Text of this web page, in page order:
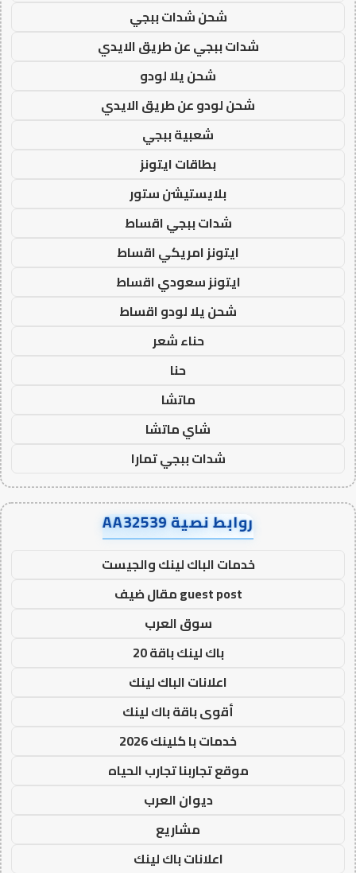
شحن شدات ببجي
شدات ببجي عن طريق الايدي
شحن يلا لودو
شحن لودو عن طريق الايدي
شعبية ببجي
بطاقات ايتونز
بلايستيشن ستور
شدات ببجي اقساط
ايتونز امريكي اقساط
ايتونز سعودي اقساط
شحن يلا لودو اقساط
حناء شعر
حنا
ماتشا
شاي ماتشا
شدات ببجي تمارا
روابط نصية AA32539
خدمات الباك لينك والجيست
guest post مقال ضيف
سوق العرب
باك لينك باقة 20
اعلانات الباك لينك
أقوى باقة باك لينك
خدمات با كلينك 2026
موقع تجاربنا تجارب الحياه
ديوان العرب
مشاريع
اعلانات باك لينك